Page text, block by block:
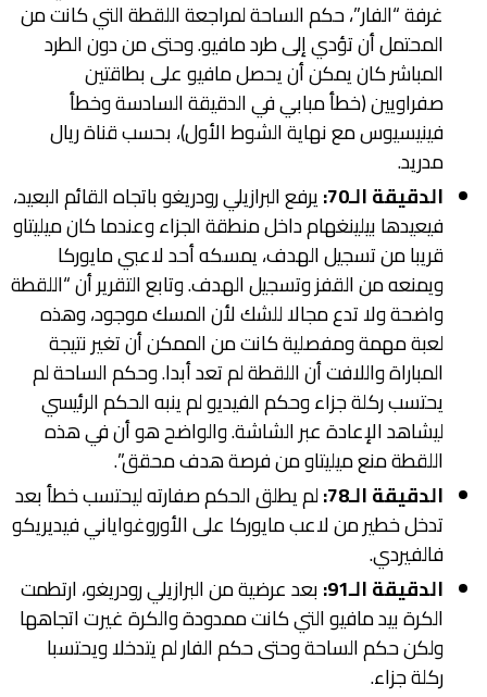
غرفة “الفار”، حكم الساحة لمراجعة اللقطة التي كانت من
المحتمل أن تؤدي إلى طرد مافيو. وحتى من دون الطرد
المباشر كان يمكن أن يحصل مافيو على بطاقتين
صفراويين (خطأ مبابي في الدقيقة السادسة وخطأ
فينيسيوس مع نهاية الشوط الأول)، بحسب قناة ريال
مدريد.
الدقيقة الـ70:
يرفع البرازيلي رودريغو باتجاه القائم البعيد،
فيعيدها بيلينغهام داخل منطقة الجزاء وعندما كان ميليتاو
قريبا من تسجيل الهدف، يمسكه أحد لاعبي مايوركا
ويمنعه من القفز وتسجيل الهدف. وتابع التقرير أن “اللقطة
واضحة ولا تدع مجالا للشك لأن المسك موجود، وهذه
لعبة مهمة ومفصلية كانت من الممكن أن تغير نتيجة
المباراة واللافت أن اللقطة لم تعد أبدا. وحكم الساحة لم
يحتسب ركلة جزاء وحكم الفيديو لم ينبه الحكم الرئيسي
ليشاهد الإعادة عبر الشاشة. والواضح هو أن في هذه
اللقطة منع ميليتاو من فرصة هدف محقق”.
الدقيقة الـ78:
لم يطلق الحكم صفارته ليحتسب خطأ بعد
تدخل خطير من لاعب مايوركا على الأوروغواياني فيديريكو
فالفيردي.
الدقيقة الـ91:
بعد عرضية من البرازيلي رودريغو، ارتطمت
الكرة بيد مافيو التي كانت ممدودة والكرة غيرت اتجاهها
ولكن حكم الساحة وحتى حكم الفار لم يتدخلا ويحتسبا
ركلة جزاء.